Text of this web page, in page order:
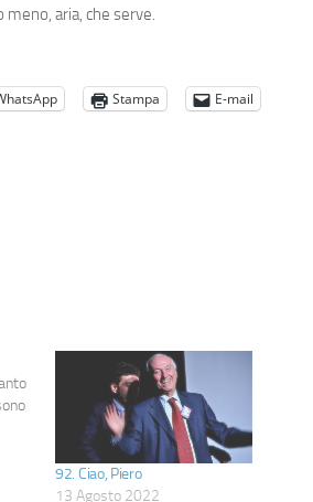
meno, aria, che serve.
Stampa
E-mail
92. Ciao, Piero
13 Agosto 2022